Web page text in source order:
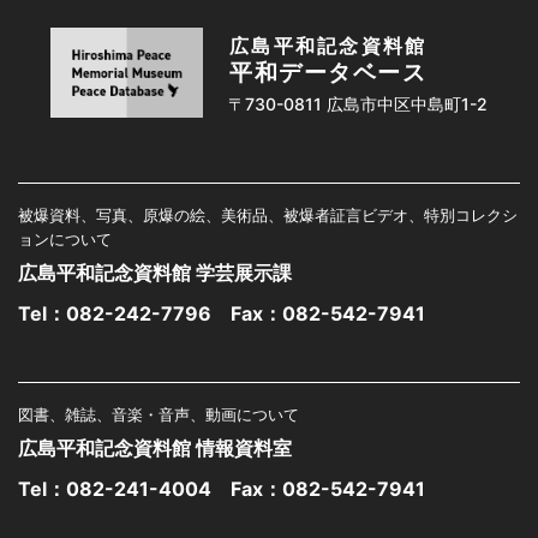
広島平和記念資料館
平和データベース
〒730-0811 広島市中区中島町1-2
被爆資料、写真、原爆の絵、美術品、被爆者証言ビデオ、特別コレクシ
ョンについて
広島平和記念資料館 学芸展示課
Tel： 082-242-7796 Fax：082-542-7941
図書、雑誌、音楽・音声、動画について
広島平和記念資料館 情報資料室
Tel： 082-241-4004 Fax：082-542-7941